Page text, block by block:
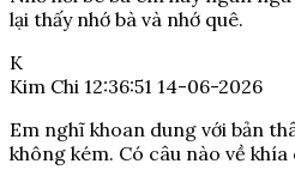
lại thấy nhớ bà và nhớ quê.
K
Kim Chi 12:36:51 14-06-2026
Em nghĩ khoan dung với bản
không kém. Có câu nào về khía